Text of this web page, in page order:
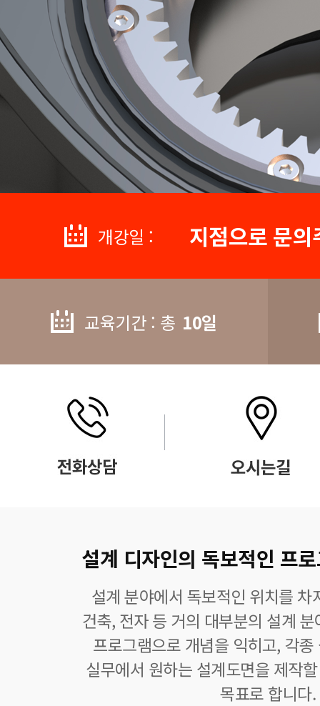
개강일 : 지점으로 문
교육기간 : 총 10일
설계 디자인의 독보적인 프
설계 분야에서 독보적인 위치를 차
건축, 전자 등 거의 대부분의 설계
프로그램으로 개념을 익히고, 각
실무에서 원하는 설계도면을 제작
목표로 합니다.